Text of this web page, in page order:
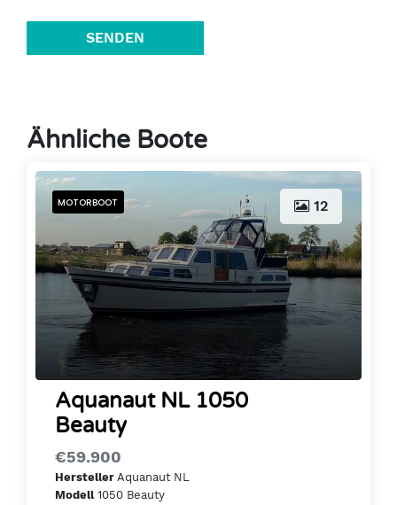
SENDEN
Ähnliche Boote
12
MOTORBOOT
Aquanaut NL 1050
Beauty
€59.900
Hersteller Aquanaut NL
Modell1050 Beauty